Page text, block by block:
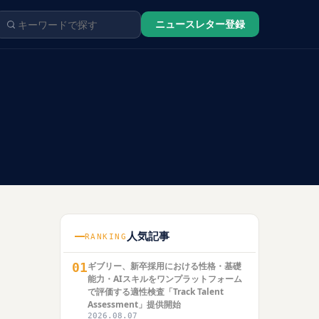
ニュースレター登録
RANKING 人気記事
01ギブリー、新卒採用における性格・基礎
能力・AIスキルをワンプラットフォーム
で評価する適性検査「Track Talent
Assessment」提供開始
2026.08.07